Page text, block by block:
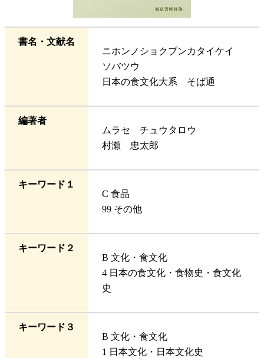
書名・文献名
ニホンノショクブンカタイケイ
ソバツウ
日本の食文化大系 そば通
編著者
ムラセ チュウタロウ
村瀬 忠太郎
キーワード１
C 食品
99 その他
キーワード２
B 文化・食文化
4 日本の食文化・食物史・食文化
史
キーワード３
B 文化・食文化
1 日本文化・日本文化史